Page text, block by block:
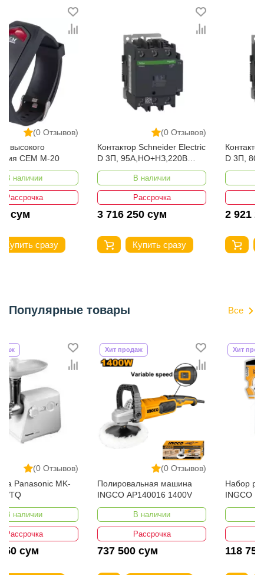
В переменного тока, по UL508),
кА
Категория применения A
Степень защиты IP20
Рабочая температура воздуха От -25°c до +70°c
Температура окружающего
воздуха при хранении
От -35°c до +85°c
Номинальный ток 100 А
Категория Электроника и электротовары
(0 Отзывов)
Контактор Schneider Electric
D 3П, 95А,НО+НЗ,220B
LC1D95M7
3 716 250 сум
Купить сразу
(0 Отзывов)
Контактор Schneider Electric
D 3П, 80А,НО+НЗ,220B
LC1D80M7
2 921 250 сум
Купить сразу
Популярные товары Все
(0 Отзывов)
Полировальная машина
INGCO AP140016 1400V
737 500 сум
(0 Отзывов)
Набор разводных ключей
INGCO HADWK031 3шт
118 750 сум